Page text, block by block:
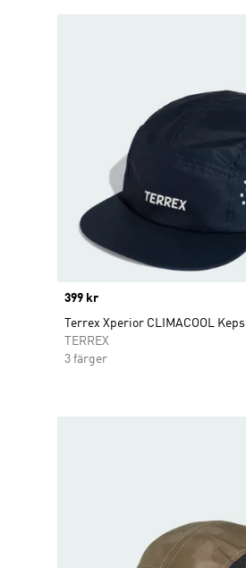
Price
399 kr
Terrex Xperior CLIMACOOL Keps
TERREX
3 färger